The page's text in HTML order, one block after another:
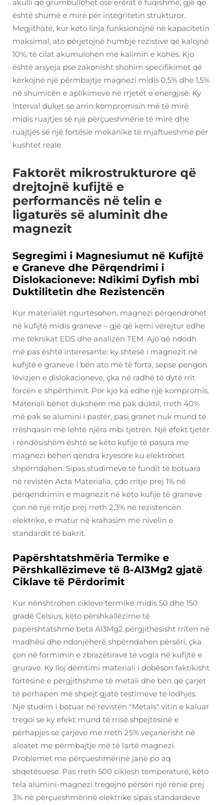
akulli që grumbullohet ose erërat e fuqishme, gjë që
është shumë e mirë për integritetin strukturor.
Megjithatë, kur këto linja funksionojnë në kapacitetin
maksimal, ato përjetojnë humbje rezistive që kalojnë
10%, të cilat akumulohen me kalimin e kohës. Kjo
është arsyeja pse zakonisht shohim specifikimet që
kërkojnë një përmbajtje magnezi midis 0,5% dhe 1,5%
në shumicën e aplikimeve në rrjetet e energjisë. Ky
interval duket se arrin kompromisin më të mirë
midis ruajtjes së një përçueshmërie të mirë dhe
ruajtjes së një fortësie mekanike të mjaftueshme për
kushtet reale.
Faktorët mikrostrukturore që
drejtojnë kufijtë e
performancës në telin e
ligaturës së aluminit dhe
magnezit
Segregimi i Magnesiumut në Kufijtë
e Graneve dhe Përqendrimi i
Dislokacioneve: Ndikimi Dyfish mbi
Duktilitetin dhe Rezistencën
Kur materialët ngurtësohen, magnezi përqendrohet
në kufijtë midis graneve – gjë që kemi vërejtur edhe
me teknikat EDS dhe analizën TEM. Ajo që ndodh
më pas është interesante: ky shtesë i magnezit në
kufijtë e graneve i bën ato më të forta, sepse pengon
lëvizjen e dislokacioneve, çka në radhë të dytë rrit
forcën e shpërthimit. Por kjo ka edhe një kompromis.
Materiali bëhet dukshëm më pak duktil, rreth 40%
më pak se alumini i pastër, pasi granet nuk mund të
rrëshqasin më lehtë njëra mbi tjetrën. Një efekt tjetër
i rëndësishëm është se këto kufije të pasura me
magnezi bëhen qendra kryesore ku elektronet
shpërndahen. Sipas studimeve të fundit të botuara
në revistën Acta Materialia, çdo rritje prej 1% në
përqendrimin e magnezit në këto kufije të graneve
çon në një rritje prej rreth 2,3% në rezistencën
elektrike, e matur në krahasim me nivelin e
standardit të bakrit.
Papërshtatshmëria Termike e
Përshkallëzimeve të ß-Al3Mg2 gjatë
Ciklave të Përdorimit
Kur nënshtrohen cikleve termike midis 50 dhe 150
gradë Celsius, këto përshkallëzime të
papërshtatshme beta Al3Mg2 përgjithësisht rriten në
madhësi dhe ndonjëherë shpërndahen përsëri, çka
çon në formimin e zbrazëtirave të vogla në kufijtë e
grurave. Ky lloj dëmtimi materiali i dobëson faktikisht
fortësinë e përgjithshme të metali dhe bën që çarjet
të përhapen më shpejt gjatë testimeve të lodhjes.
Një studim i botuar në revistën "Metals" vitin e kaluar
tregoi se ky efekt mund të rrisë shpejtësinë e
përhapjes së çarjeve me rreth 25% veçanërisht në
aleatet me përmbajtje më të lartë magnezi.
Problemet me përçueshmërinë janë po aq
shqetësuese. Pas rreth 500 ciklesh temperaturë, këto
tela alumini-magnezi tregojnë përsëri një rënie prej
3% në përçueshmërinë elektrike sipas standardeve